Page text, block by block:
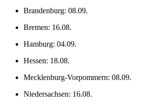
Brandenburg: 08.09.
Bremen: 16.08.
Hamburg: 04.09.
Hessen: 18.08.
Mecklenburg-Vorpommern: 08.09.
Niedersachsen: 16.08.